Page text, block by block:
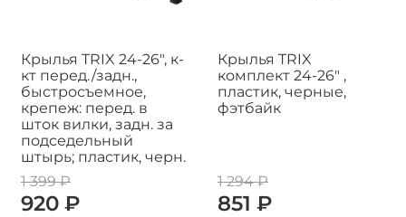
Крылья TRIX 24-26", к-
кт перед./задн.,
быстросъемное,
крепеж: перед. в
шток вилки, задн. за
подседельный
штырь; пластик, черн.
1 399 ₽
920 ₽
Крылья TRIX
комплект 24-26" ,
пластик, черные,
фэтбайк
1 294 ₽
851 ₽